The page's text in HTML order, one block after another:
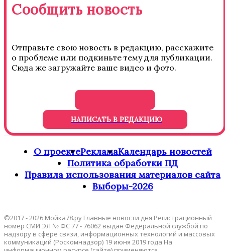
Сообщить новость
Отправьте свою новость в редакцию, расскажите
о проблеме или подкиньте тему для публикации.
Сюда же загружайте ваше видео и фото.
НАПИСАТЬ В РЕДАКЦИЮ
О проектеРекламаКалендарь новостей
Политика обработки ПД
Правила использования материалов сайта
Выборы-2026
©2017 - 2026 Мойка78.ру Главные новости дня Регистрационный
номер СМИ ЭЛ № ФС 77 - 76062 выдан Федеральной службой по
надзору в сфере связи, информационных технологий и массовых
коммуникаций (Роскомнадзор) 19 июня 2019 года На